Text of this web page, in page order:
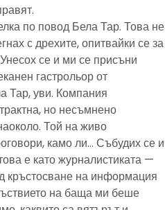
по повод Бела Тар. Това не
с дрехите, опитвайки се за
се и ми се присъни
гастрольор от
Тар, уви. Компания
но несъмнено
Той на живо
камо ли… Събудих се и
е като журналистиката —
кръстосване на информация
на баща ми беше